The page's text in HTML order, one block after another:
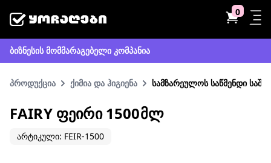
0
ბიზნესის მომმარაგებელი კომპანია
პროდუქცია ქიმია და ჰიგიენა სამზარეულოს საწმენდი
FAIRY ᲤᲔᲘᲠᲘ 1500ᲛᲚ
არტიკული: FEIR-1500